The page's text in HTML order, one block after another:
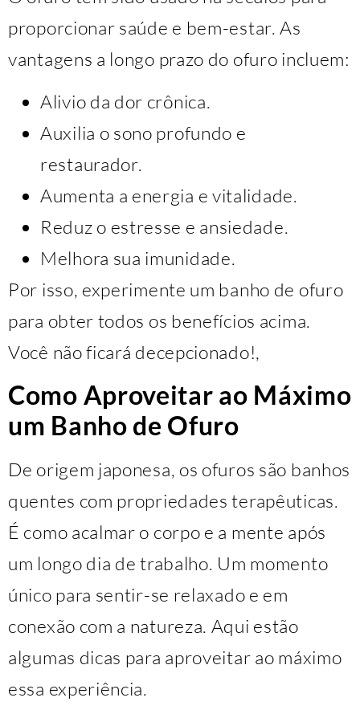
proporcionar saúde e bem-estar. As
vantagens a longo prazo do ofuro incluem:
Alivio da dor crônica.
Auxilia o sono profundo e
restaurador.
Aumenta a energia e vitalidade.
Reduz o estresse e ansiedade.
Melhora sua imunidade.
Por isso, experimente um banho de ofuro
para obter todos os benefícios acima.
Você não ficará decepcionado!,
Como Aproveitar ao Máximo
um Banho de Ofuro
De origem japonesa, os ofuros são banhos
quentes com propriedades terapêuticas.
É como acalmar o corpo e a mente após
um longo dia de trabalho. Um momento
único para sentir-se relaxado e em
conexão com a natureza. Aqui estão
algumas dicas para aproveitar ao máximo
essa experiência.